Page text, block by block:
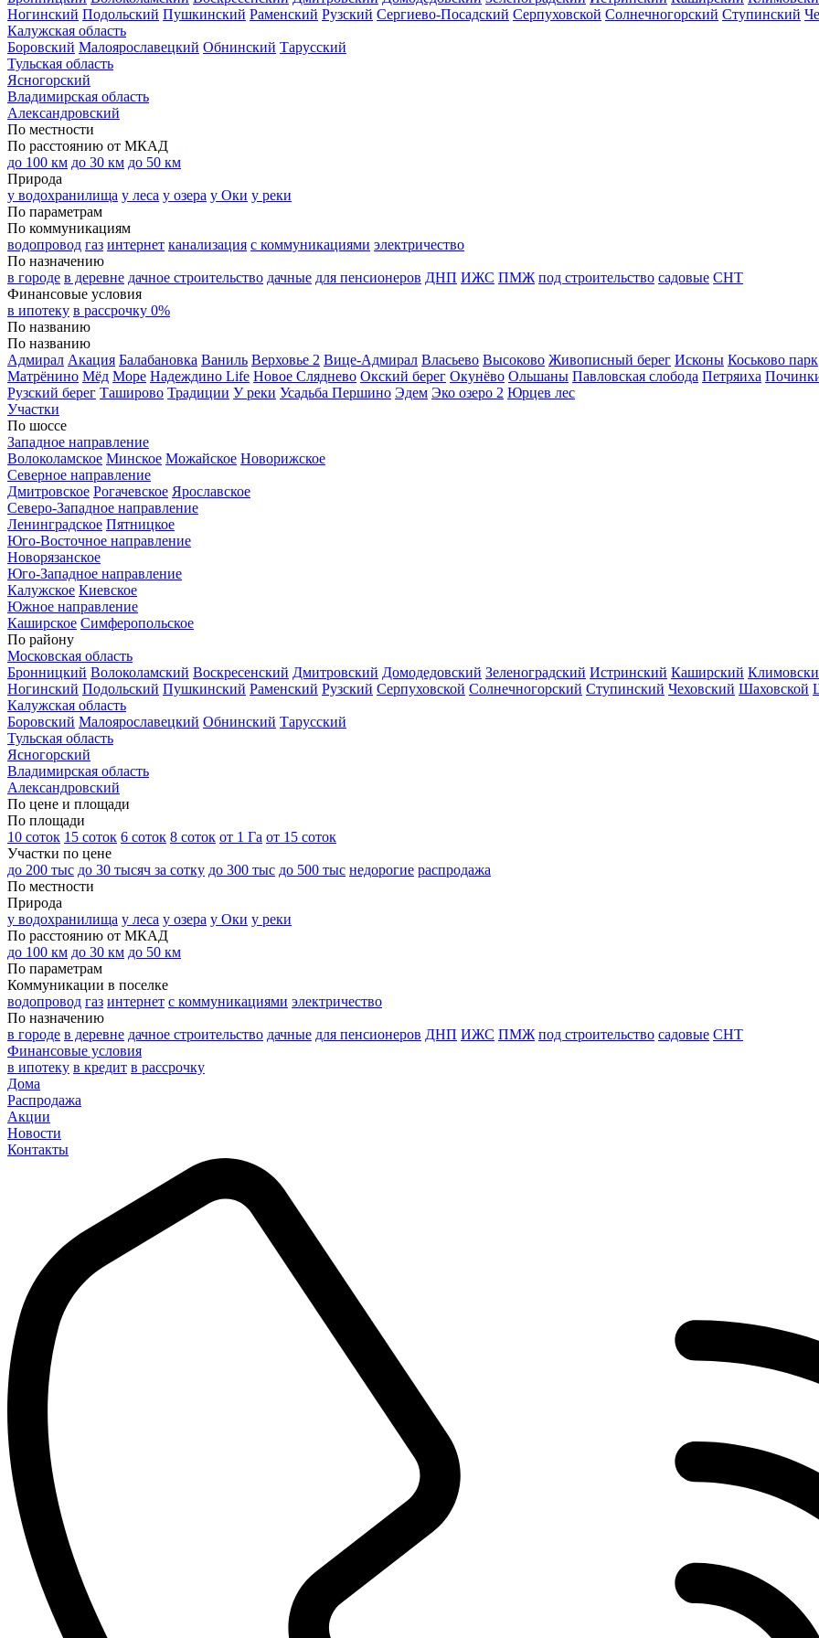
Ногинский Подольский Пушкинский Раменский Рузский Сергиево-Посадский Серпуховской Солнечногорский Ступинский
Калужская область
Боровский Малоярославецкий Обнинский Тарусский
Тульская область
Ясногорский
Владимирская область
Александровский
По местности
По расстоянию от МКАД
до 100 км до 30 км до 50 км
Природа
у водохранилища у леса у озера у Оки у реки
По параметрам
По коммуникациям
водопровод газ интернет канализация с коммуникациями электричество
По назначению
в городе в деревне дачное строительство дачные для пенсионеров ДНП ИЖС ПМЖ под строительство садовые СНТ
Финансовые условия
в ипотеку в рассрочку 0%
По названию
По названию
Адмирал Акация Балабановка Ваниль Верховье 2 Вице-Адмирал Власьево Высоково Живописный берег Исконы Коськово парк
Матрёнино Мёд Море Надеждино Life Новое Сляднево Окский берег Окунёво Ольшаны Павловская слобода Петряиха
Рузский берег Таширово Традиции У реки Усадьба Першино Эдем Эко озеро 2 Юрцев лес
Участки
По шоссе
Западное направление
Волоколамское Минское Можайское Новорижское
Северное направление
Дмитровское Рогачевское Ярославское
Северо-Западное направление
Ленинградское Пятницкое
Юго-Восточное направление
Новорязанское
Юго-Западное направление
Калужское Киевское
Южное направление
Каширское Симферопольское
По району
Московская область
Бронницкий Волоколамский Воскресенский Дмитровский Домодедовский Зеленоградский Истринский Каширский
Ногинский Подольский Пушкинский Раменский Рузский Серпуховской Солнечногорский Ступинский Чеховский Шаховской
Калужская область
Боровский Малоярославецкий Обнинский Тарусский
Тульская область
Ясногорский
Владимирская область
Александровский
По цене и площади
По площади
10 соток 15 соток 6 соток 8 соток от 1 Га от 15 соток
Участки по цене
до 200 тыс до 30 тысяч за сотку до 300 тыс до 500 тыс недорогие распродажа
По местности
Природа
у водохранилища у леса у озера у Оки у реки
По расстоянию от МКАД
до 100 км до 30 км до 50 км
По параметрам
Коммуникации в поселке
водопровод газ интернет с коммуникациями электричество
По назначению
в городе в деревне дачное строительство дачные для пенсионеров ДНП ИЖС ПМЖ под строительство садовые СНТ
Финансовые условия
в ипотеку в кредит в рассрочку
Дома
Распродажа
Акции
Новости
Контакты